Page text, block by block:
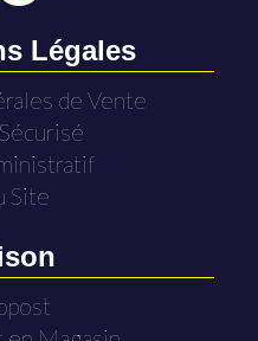
Légales
de Vente
Site